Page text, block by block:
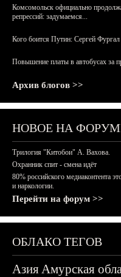
Комсомольск официально
репрессий: задумаемся...
Кого боится Путин: Сергей Фургал
Повышение платы в автобусах за
Архив блогов >>
НОВОЕ НА
Трилогия "Китобои" А. Вахова.
Охранник спит - смена идёт
80% российского медиаконтента
и наркологии.
Перейти на форум >>
ОБЛАКО ТЕГОВ
АзияАмурская